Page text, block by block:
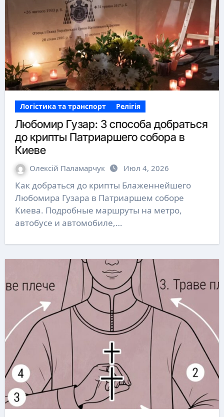
Логістика та транспорт Релігія
Любомир Гузар: 3 способа добраться
до крипты Патриаршего собора в
Киеве
Олексій Паламарчук Июл 4, 2026
Как добраться до крипты Блаженнейшего
Любомира Гузара в Патриаршем соборе
Киева. Подробные маршруты на метро,
автобусе и автомобиле,…